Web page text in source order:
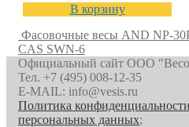
В корзину
Фасовочные весы AND NP-
CAS SWN-6
Официальный сайт ООО
Тел. +7 (495) 008-12-35
E-MAIL: info@vesis.ru
Политика
персональных данных;